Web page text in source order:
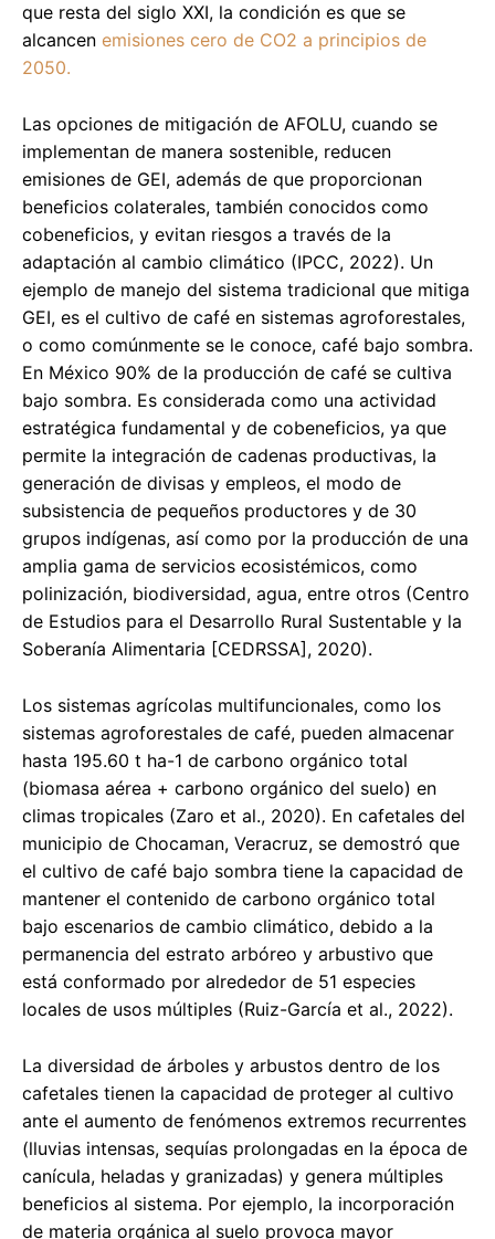
que resta del siglo XXI, la condición es que se
alcancen emisiones cero de CO2 a principios de
2050.
Las opciones de mitigación de AFOLU, cuando se
implementan de manera sostenible, reducen
emisiones de GEI, además de que proporcionan
beneficios colaterales, también conocidos como
cobeneficios, y evitan riesgos a través de la
adaptación al cambio climático (IPCC, 2022). Un
ejemplo de manejo del sistema tradicional que mitiga
GEI, es el cultivo de café en sistemas agroforestales,
o como comúnmente se le conoce, café bajo sombra.
En México 90% de la producción de café se cultiva
bajo sombra. Es considerada como una actividad
estratégica fundamental y de cobeneficios, ya que
permite la integración de cadenas productivas, la
generación de divisas y empleos, el modo de
subsistencia de pequeños productores y de 30
grupos indígenas, así como por la producción de una
amplia gama de servicios ecosistémicos, como
polinización, biodiversidad, agua, entre otros (Centro
de Estudios para el Desarrollo Rural Sustentable y la
Soberanía Alimentaria [CEDRSSA], 2020).
Los sistemas agrícolas multifuncionales, como los
sistemas agroforestales de café, pueden almacenar
hasta 195.60 t ha-1 de carbono orgánico total
(biomasa aérea + carbono orgánico del suelo) en
climas tropicales (Zaro et al., 2020). En cafetales del
municipio de Chocaman, Veracruz, se demostró que
el cultivo de café bajo sombra tiene la capacidad de
mantener el contenido de carbono orgánico total
bajo escenarios de cambio climático, debido a la
permanencia del estrato arbóreo y arbustivo que
está conformado por alrededor de 51 especies
locales de usos múltiples (Ruiz-García et al., 2022).
La diversidad de árboles y arbustos dentro de los
cafetales tienen la capacidad de proteger al cultivo
ante el aumento de fenómenos extremos recurrentes
(lluvias intensas, sequías prolongadas en la época de
canícula, heladas y granizadas) y genera múltiples
beneficios al sistema. Por ejemplo, la incorporación
de materia orgánica al suelo provoca mayor